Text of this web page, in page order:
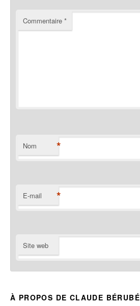
Commentaire *
Nom *
E-mail *
Site web
À PROPOS DE CLAUDE BÉRUBÉ